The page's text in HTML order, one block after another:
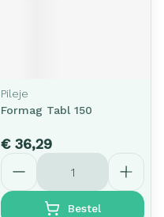
Pileje
Formag Tabl 150
€ 36,29
Aantal
Bestel